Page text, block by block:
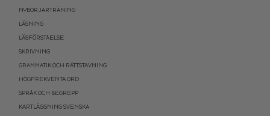
NYBÖRJARTRÄNING
LÄSNING
LÄSFÖRSTÅELSE
SKRIVNING
GRAMMATIK OCH RÄTTSTAVNING
HÖGFREKVENTA ORD
SPRÅK OCH BEGREPP
KARTLÄGGNING SVENSKA